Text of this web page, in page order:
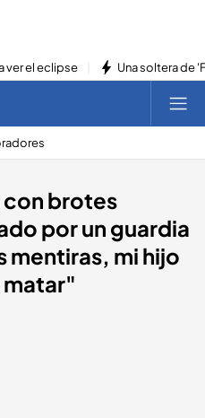
ver el eclipse Una soltera de
con brotes
por un guardia
mentiras, mi hijo
matar"